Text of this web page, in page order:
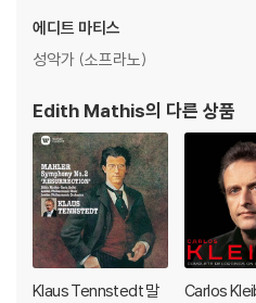
에디트 마티스
성악가 (소프라노)
Edith Mathis의 다른 상품
Klaus Tennstedt 말
Carlos